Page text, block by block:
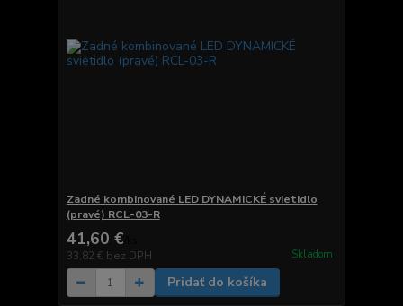
Zadné kombinované LED DYNAMICKÉ svietidlo
(pravé) RCL-03-R
41,60 €
33,82 € bez DPH Skladom
Pridať do košíka